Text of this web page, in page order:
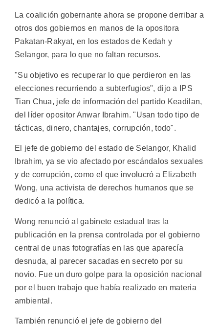
La coalición gobernante ahora se propone derribar a
otros dos gobiernos en manos de la opositora
Pakatan-Rakyat, en los estados de Kedah y
Selangor, para lo que no faltan recursos.
"Su objetivo es recuperar lo que perdieron en las
elecciones recurriendo a subterfugios", dijo a IPS
Tian Chua, jefe de información del partido Keadilan,
del líder opositor Anwar Ibrahim. "Usan todo tipo de
tácticas, dinero, chantajes, corrupción, todo".
El jefe de gobierno del estado de Selangor, Khalid
Ibrahim, ya se vio afectado por escándalos sexuales
y de corrupción, como el que involucró a Elizabeth
Wong, una activista de derechos humanos que se
dedicó a la política.
Wong renunció al gabinete estadual tras la
publicación en la prensa controlada por el gobierno
central de unas fotografías en las que aparecía
desnuda, al parecer sacadas en secreto por su
novio. Fue un duro golpe para la oposición nacional
por el buen trabajo que había realizado en materia
ambiental.
También renunció el jefe de gobierno del